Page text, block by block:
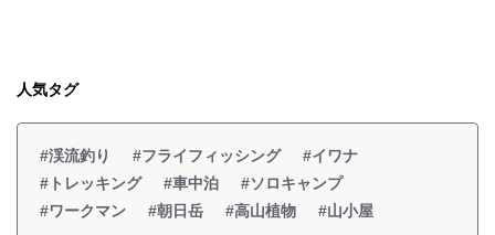
人気タグ
#渓流釣り #フライフィッシング
#イワナ
#トレッキング
#車中泊
#ソロキャンプ
#ワークマン
#朝日岳 #高山植物 #山小屋